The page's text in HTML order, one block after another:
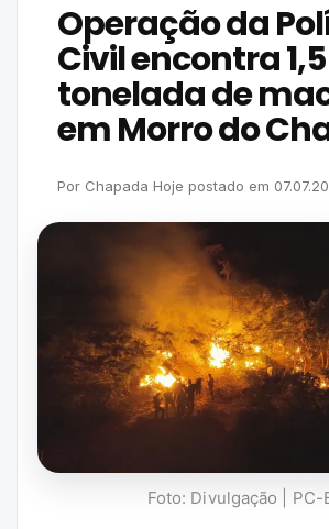
Operação da
Civil encontra 1,5
tonelada de
em Morro do
Por Chapada Hoje postado em
Foto: Divulgação | PC-